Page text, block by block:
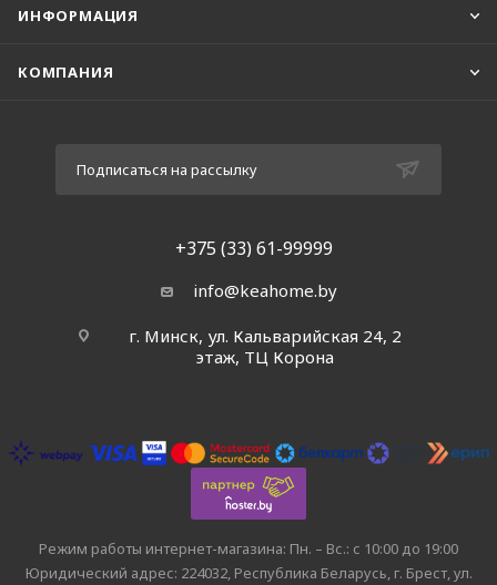
ИНФОРМАЦИЯ
КОМПАНИЯ
Подписаться на рассылку
+375 (33) 61-99999
info@keahome.by
г. Минск, ул. Кальварийская 24, 2
этаж, ТЦ Корона
Режим работы интернет-магазина: Пн. – Вс.: с 10:00 до 19:00
Юридический адрес: 224032, Республика Беларусь, г. Брест, ул.